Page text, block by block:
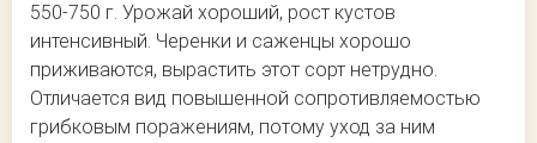
550-750 г. Урожай хороший, рост кустов
интенсивный. Черенки и саженцы хорошо
приживаются, вырастить этот сорт нетрудно.
Отличается вид повышенной сопротивляемостью
грибковым поражениям, потому уход за ним